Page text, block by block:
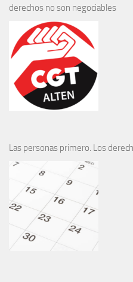
derechos no son negociables
Las personas primero. Los